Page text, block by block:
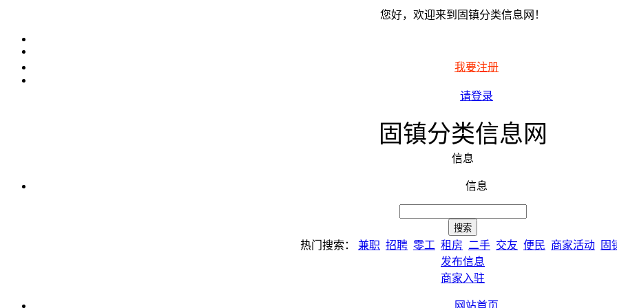
您好，欢迎来到固镇分类信息网！
我要注册
请登录
固镇分类信息网
信息
信息
热门搜索： 兼职 招聘 零工 租房 二手 交友 便民 商家活动
固
发布信息
商家入驻
网站首页